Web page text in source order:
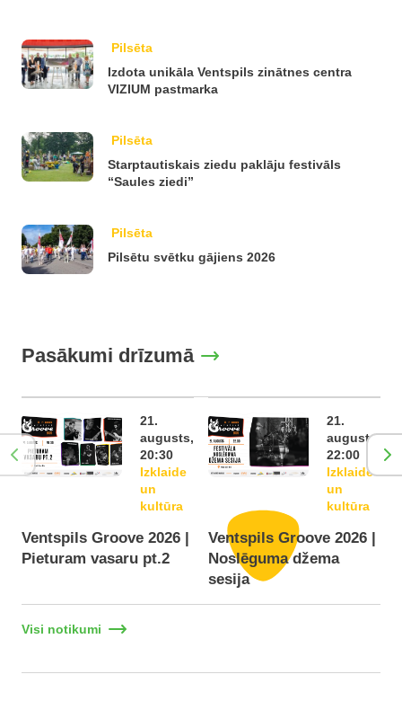
Pilsēta
Izdota unikāla Ventspils zinātnes centra
VIZIUM pastmarka
Pilsēta
Starptautiskais ziedu paklāju festivāls
“Saules ziedi”
Pilsēta
Pilsētu svētku gājiens 2026
Pasākumi drīzumā
21.
augusts,
20:30
Izklaide
un
kultūra
Ventspils Groove 2026 |
Pieturam vasaru pt.2
21.
augusts,
22:00
Izklaide
un
kultūra
Ventspils Groove 2026 |
Noslēguma džema
sesija
Visi notikumi